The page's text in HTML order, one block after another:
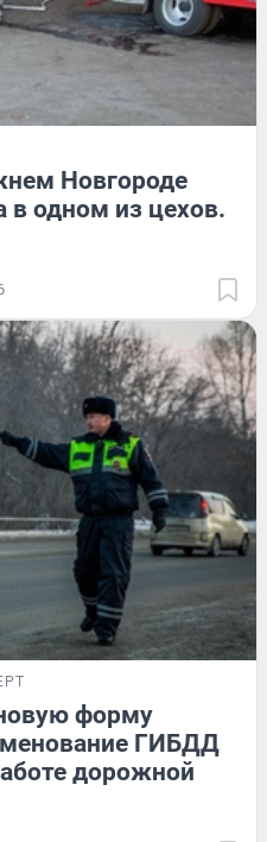
Новгороде
одном из цехов.
форму
ГИБДД
дорожной